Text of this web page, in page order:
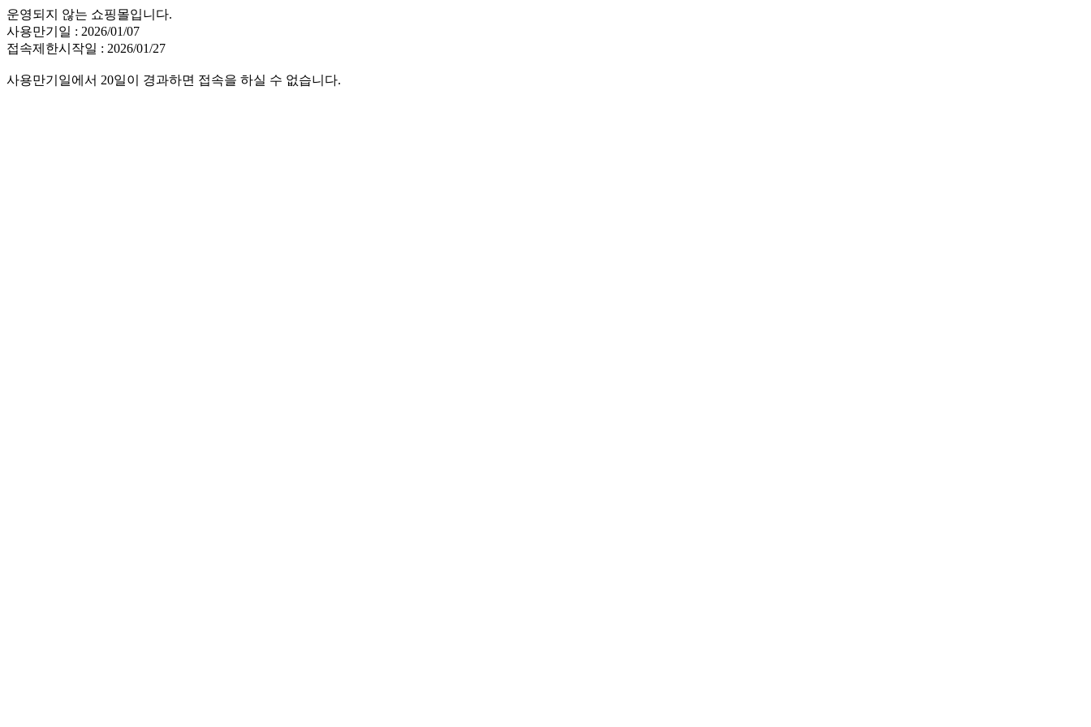
운영되지 않는 쇼핑몰입니다.
사용만기일 : 2026/01/07
접속제한시작일 : 2026/01/27
사용만기일에서 20일이 경과하면 접속을 하실 수 없습니다.